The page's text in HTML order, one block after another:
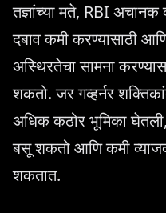
तज्ञांच्या मते, RBI
दबाव कमी करण्यासाठी
अस्थिरतेचा सामना
शकतो. जर गव्हर्नर
अधिक कठोर भूमिका
बसू शकतो आणि कमी
शकतात.